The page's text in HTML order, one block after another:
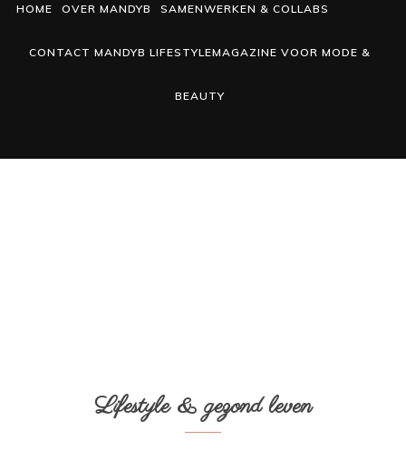
HOME OVER MANDYB SAMENWERKEN & COLLABS
CONTACT MANDYB LIFESTYLEMAGAZINE VOOR MODE &
BEAUTY
Lifestyle & gezond leven